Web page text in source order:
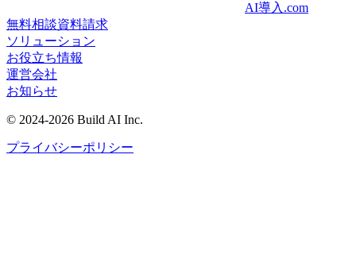
AI導入.com
無料相談資料請求
ソリューション
お役立ち情報
運営会社
お知らせ
© 2024-2026 Build AI Inc.
プライバシーポリシー